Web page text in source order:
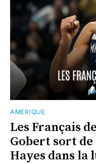
AMÉRIQUE
Les Français
Gobert sort
Hayes dans la